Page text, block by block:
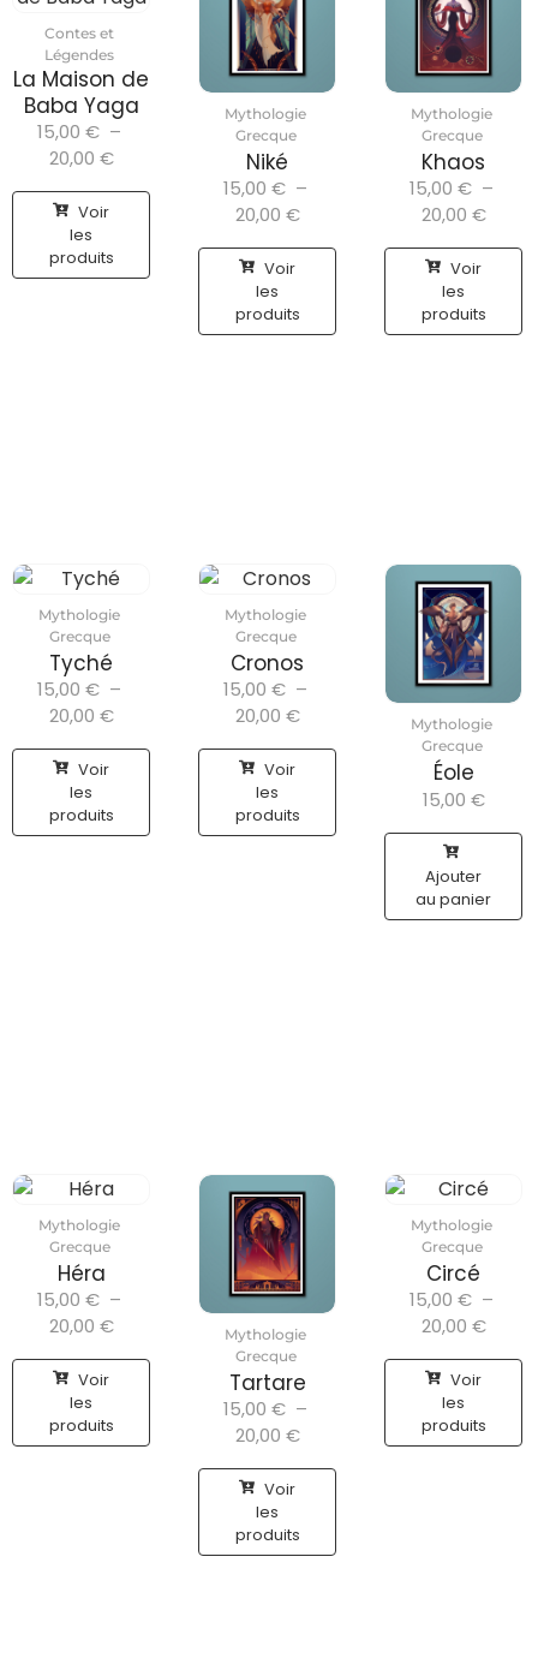
Contes et
Légendes
La Maison de
Baba Yaga
15,00 € –
20,00 €
Voir
les
produits
Mythologie
Grecque
Niké
15,00 € –
20,00 €
Voir
les
produits
Mythologie
Grecque
Khaos
15,00 € –
20,00 €
Voir
les
produits
Mythologie
Grecque
Tyché
15,00 € –
20,00 €
Voir
les
produits
Mythologie
Grecque
Cronos
15,00 € –
20,00 €
Voir
les
produits
Mythologie
Grecque
Éole
15,00 €
Ajouter
au panier
Mythologie
Grecque
Héra
15,00 € –
20,00 €
Voir
les
produits
Mythologie
Grecque
Tartare
15,00 € –
20,00 €
Voir
les
produits
Mythologie
Grecque
Circé
15,00 € –
20,00 €
Voir
les
produits